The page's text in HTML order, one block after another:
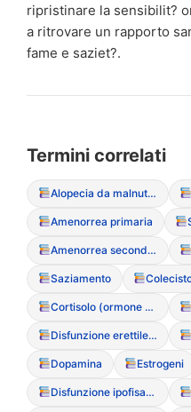
ripristinare la sensibilit?
a ritrovare un rapporto
fame e saziet?.
Termini correlati
Alopecia da malnutrizione
Amenorrea primaria
Amenorrea secondaria
Saziamento
Cortisolo (ormone dello stress)
Disfunzione erettile (a causa dei DCA negli uomini)
Dopamina Estrogeni
Disfunzione ipofisaria